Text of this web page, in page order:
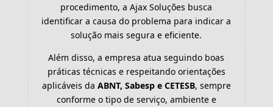
procedimento, a Ajax Soluções busca
identificar a causa do problema para indicar a
solução mais segura e eficiente.
Além disso, a empresa atua seguindo boas
práticas técnicas e respeitando orientações
aplicáveis da ABNT, Sabesp e CETESB, sempre
conforme o tipo de serviço, ambiente e